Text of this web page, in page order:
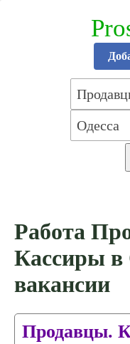
Работа
Кассиры в
вакансии
Продавцы.